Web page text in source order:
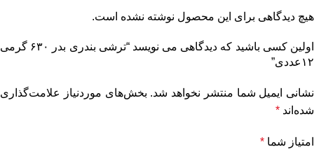
هیچ دیدگاهی برای این محصول نوشته نشده است.
اولین کسی باشید که دیدگاهی می نویسد “ترشی بندری بدر ۶۳۰ گرمی
۱۲عددی”
نشانی ایمیل شما منتشر نخواهد شد. بخش‌های موردنیاز علامت‌گذاری
شده‌اند *
امتیاز شما *